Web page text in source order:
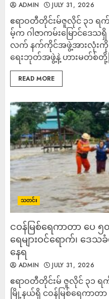
ADMIN JULY 31, 2026
ဧရာဝတီတိုင်းမ်ဇူလိုင် ၃၁ ရ
မ့်က ဂါဇာကမ်းမြောင်ဒေ
လက် နက်ကိုင်အဖွဲ့အားလုံးကို
ရေးဘုတ်အဖွဲ့နဲ့ ဟားမတ်စ်တို့
READ MORE
သတင်း
ငဝန်မြစ်ရေကာတာ ပေ
ရေများဝင်ရောက်၊ ဒေသခံ
နေရ
ADMIN JULY 31, 2026
ဧရာဝတီတိုင်းမ် ဇူလိုင် ၃၁ ရ
မြို့နယ်ရှိ ငဝန်မြစ်ရေကာတ